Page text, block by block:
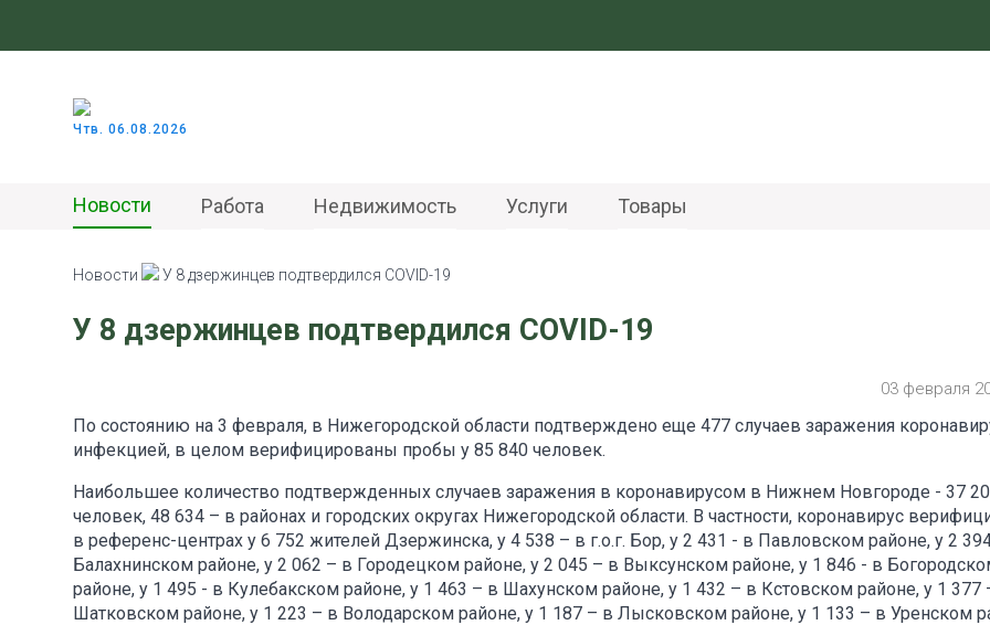
Чтв. 06.08.2026
Новости Работа Недвижимость Услуги Товары
Новости У 8 дзержинцев подтвердился COVID-19
У 8 дзержинцев подтвердился COVID-19
03 февраля
По состоянию на 3 февраля, в Нижегородской области подтверждено еще 477 случаев заражения
инфекцией, в целом верифицированы пробы у 85 840 человек.
Наибольшее количество подтвержденных случаев заражения в коронавирусом в Нижнем Новгороде - 37
человек, 48 634 – в районах и городских округах Нижегородской области. В частности, коронавирус
в референс-центрах у 6 752 жителей Дзержинска, у 4 538 – в г.о.г. Бор, у 2 431 - в Павловском районе, у 2
Балахнинском районе, у 2 062 – в Городецком районе, у 2 045 – в Выксунском районе, у 1 846 - в
районе, у 1 495 - в Кулебакском районе, у 1 463 – в Шахунском районе, у 1 432 – в Кстовском районе, у 1 377
Шатковском районе, у 1 223 – в Володарском районе, у 1 187 – в Лысковском районе, у 1 133 – в Уренском